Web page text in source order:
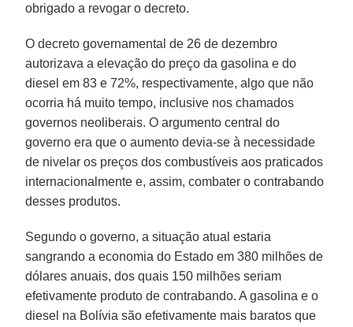
obrigado a revogar o decreto.
O decreto governamental de 26 de dezembro
autorizava a elevação do preço da gasolina e do
diesel em 83 e 72%, respectivamente, algo que não
ocorria há muito tempo, inclusive nos chamados
governos neoliberais. O argumento central do
governo era que o aumento devia-se à necessidade
de nivelar os preços dos combustíveis aos praticados
internacionalmente e, assim, combater o contrabando
desses produtos.
Segundo o governo, a situação atual estaria
sangrando a economia do Estado em 380 milhões de
dólares anuais, dos quais 150 milhões seriam
efetivamente produto de contrabando. A gasolina e o
diesel na Bolívia são efetivamente mais baratos que